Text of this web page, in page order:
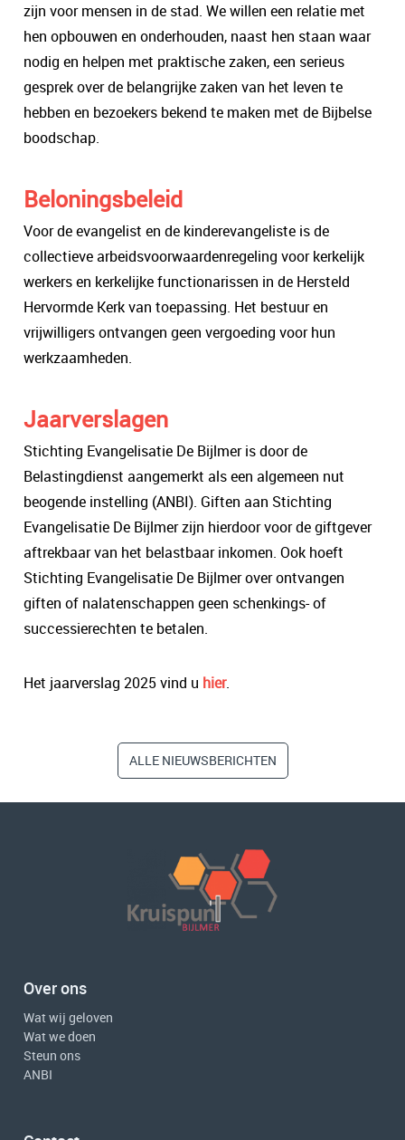
zijn voor mensen in de stad. We willen een relatie met
hen opbouwen en onderhouden, naast hen staan waar
nodig en helpen met praktische zaken, een serieus
gesprek over de belangrijke zaken van het leven te
hebben en bezoekers bekend te maken met de Bijbelse
boodschap.
Beloningsbeleid
Voor de evangelist en de kinderevangeliste is de
collectieve arbeidsvoorwaardenregeling voor kerkelijk
werkers en kerkelijke functionarissen in de Hersteld
Hervormde Kerk van toepassing. Het bestuur en
vrijwilligers ontvangen geen vergoeding voor hun
werkzaamheden.
Jaarverslagen
Stichting Evangelisatie De Bijlmer is door de
Belastingdienst aangemerkt als een algemeen nut
beogende instelling (ANBI). Giften aan Stichting
Evangelisatie De Bijlmer zijn hierdoor voor de giftgever
aftrekbaar van het belastbaar inkomen. Ook hoeft
Stichting Evangelisatie De Bijlmer over ontvangen
giften of nalatenschappen geen schenkings- of
successierechten te betalen.
Het jaarverslag 2025 vind u hier.
ALLE NIEUWSBERICHTEN
Over ons
Wat wij geloven
Wat we doen
Steun ons
ANBI